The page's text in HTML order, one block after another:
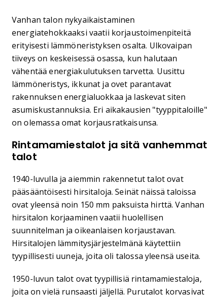
Vanhan talon nykyaikaistaminen
energiatehokkaaksi vaatii korjaustoimenpiteitä
erityisesti lämmöneristyksen osalta. Ulkovaipan
tiiveys on keskeisessä osassa, kun halutaan
vähentää energiakulutuksen tarvetta. Uusittu
lämmöneristys, ikkunat ja ovet parantavat
rakennuksen energialuokkaa ja laskevat siten
asumiskustannuksia. Eri aikakausien "tyyppitaloille"
on olemassa omat korjausratkaisunsa.
Rintamamiestalot ja sitä vanhemmat
talot
1940-luvulla ja aiemmin rakennetut talot ovat
pääsääntöisesti hirsitaloja. Seinät näissä taloissa
ovat yleensä noin 150 mm paksuista hirttä. Vanhan
hirsitalon korjaaminen vaatii huolellisen
suunnitelman ja oikeanlaisen korjaustavan.
Hirsitalojen lämmitysjärjestelmänä käytettiin
tyypillisesti uuneja, joita oli talossa yleensä useita.
1950-luvun talot ovat tyypillisiä rintamamiestaloja,
joita on vielä runsaasti jäljellä. Purutalot korvasivat